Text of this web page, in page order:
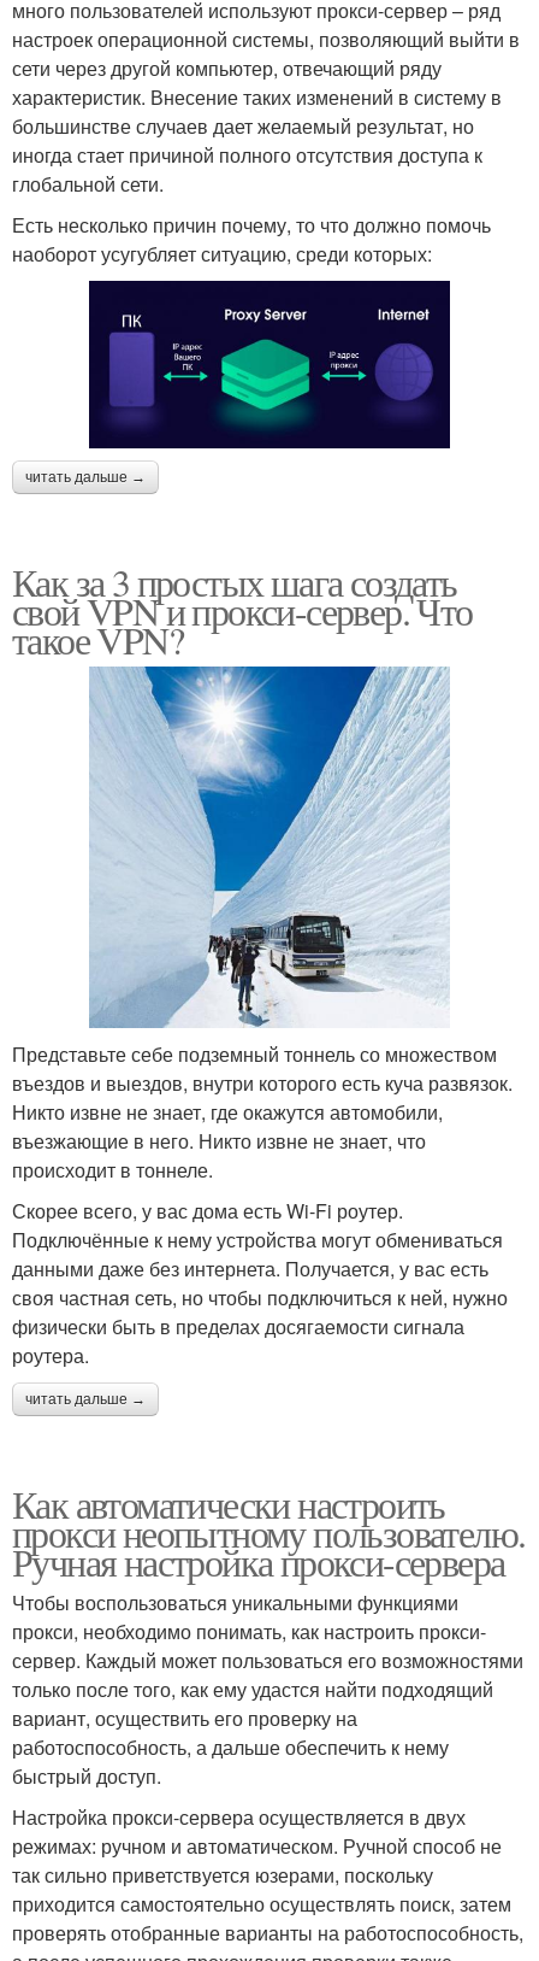
много пользователей используют прокси-сервер – ряд
настроек операционной системы, позволяющий выйти в
сети через другой компьютер, отвечающий ряду
характеристик. Внесение таких изменений в систему в
большинстве случаев дает желаемый результат, но
иногда стает причиной полного отсутствия доступа к
глобальной сети.
Есть несколько причин почему, то что должно помочь
наоборот усугубляет ситуацию, среди которых:
читать дальше →
Как за 3 простых шага создать
свой VPN и прокси-сервер. Что
такое VPN?
Представьте себе подземный тоннель со множеством
въездов и выездов, внутри которого есть куча развязок.
Никто извне не знает, где окажутся автомобили,
въезжающие в него. Никто извне не знает, что
происходит в тоннеле.
Скорее всего, у вас дома есть Wi-Fi роутер.
Подключённые к нему устройства могут обмениваться
данными даже без интернета. Получается, у вас есть
своя частная сеть, но чтобы подключиться к ней, нужно
физически быть в пределах досягаемости сигнала
роутера.
читать дальше →
Как автоматически настроить
прокси неопытному пользователю.
Ручная настройка прокси-сервера
Чтобы воспользоваться уникальными функциями
прокси, необходимо понимать, как настроить прокси-
сервер. Каждый может пользоваться его возможностями
только после того, как ему удастся найти подходящий
вариант, осуществить его проверку на
работоспособность, а дальше обеспечить к нему
быстрый доступ.
Настройка прокси-сервера осуществляется в двух
режимах: ручном и автоматическом. Ручной способ не
так сильно приветствуется юзерами, поскольку
приходится самостоятельно осуществлять поиск, затем
проверять отобранные варианты на работоспособность,